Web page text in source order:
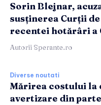
Sorin Blejnar,
susținerea Curții
recentei hotărâri a
Autorii Sperante.ro
Diverse noutati
Mărirea costului la
avertizare din